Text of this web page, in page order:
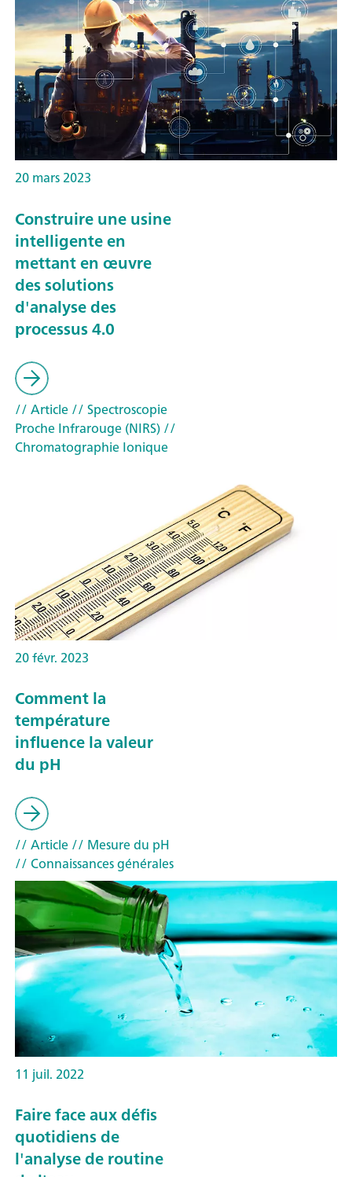
20 mars 2023
Construire une usine
intelligente en
mettant en œuvre
des solutions
d'analyse des
processus 4.0
// Article// Spectroscopie
Proche Infrarouge (NIRS)//
Chromatographie Ionique
20 févr. 2023
Comment la
température
influence la valeur
du pH
// Article// Mesure du pH
// Connaissances générales
11 juil. 2022
Faire face aux défis
quotidiens de
l'analyse de routine